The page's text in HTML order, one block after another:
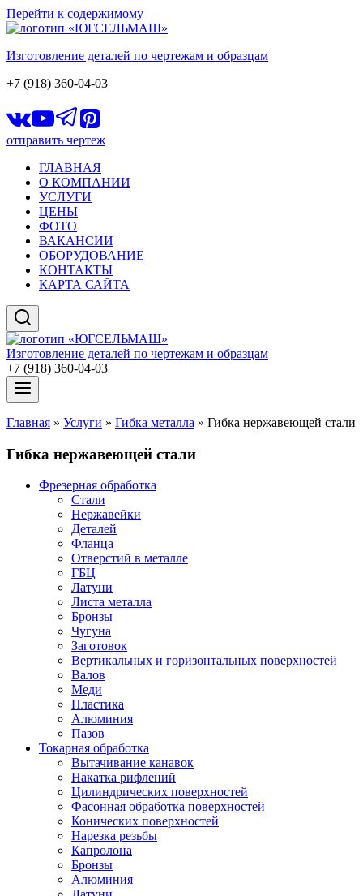
Перейти к содержимому
Изготовление деталей по чертежам и образцам
+7 (918) 360-04-03
отправить чертеж
ГЛАВНАЯ
О КОМПАНИИ
УСЛУГИ
ЦЕНЫ
ФОТО
ВАКАНСИИ
ОБОРУДОВАНИЕ
КОНТАКТЫ
КАРТА САЙТА
Изготовление деталей по чертежам и образцам
+7 (918) 360-04-03
Главная » Услуги » Гибка металла » Гибка нержавеющей стали
Гибка нержавеющей стали
Фрезерная обработка
Стали
Нержавейки
Деталей
Фланца
Отверстий в металле
ГБЦ
Латуни
Листа металла
Бронзы
Чугуна
Заготовок
Вертикальных и горизонтальных поверхностей
Валов
Меди
Пластика
Алюминия
Пазов
Токарная обработка
Вытачивание канавок
Накатка рифлений
Цилиндрических поверхностей
Фасонная обработка поверхностей
Конических поверхностей
Нарезка резьбы
Капролона
Бронзы
Алюминия